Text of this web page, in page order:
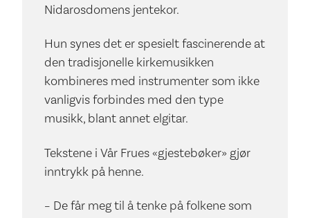
Nidarosdomens jentekor.
Hun synes det er spesielt fascinerende at
den tradisjonelle kirkemusikken
kombineres med instrumenter som ikke
vanligvis forbindes med den type
musikk, blant annet elgitar.
Tekstene i Vår Frues «gjestebøker» gjør
inntrykk på henne.
– De får meg til å tenke på folkene som